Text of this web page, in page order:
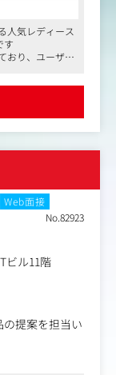
制作・動画編
ョンなど積極
アップをする
ン
ます。
運営など）
人気レディース
す
おり、ユーザー
Web面接
No.82923
ビル11階
提案を担当い